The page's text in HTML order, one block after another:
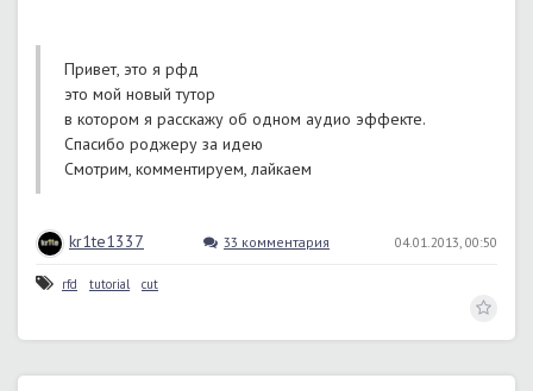
Привет, это я рфд
это мой новый тутор
в котором я расскажу об одном аудио эффекте.
Спасибо роджеру за идею
Смотрим, комментируем, лайкаем
kr1te1337 33 комментария 04.01.2013, 00:50
rfd tutorial cut